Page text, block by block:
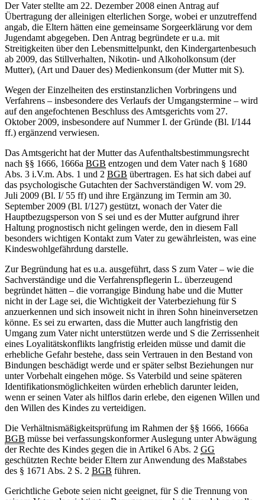
Der Vater stellte am 22. Dezember 2008 einen Antrag auf
Übertragung der alleinigen elterlichen Sorge, wobei er unzutreffend
angab, die Eltern hätten eine gemeinsame Sorgeerklärung vor dem
Jugendamt abgegeben. Den Antrag begründete er u.a. mit
Streitigkeiten über den Lebensmittelpunkt, den Kindergartenbesuch
ab 2009, das Stillverhalten, Nikotin- und Alkoholkonsum (der
Mutter), (Art und Dauer des) Medienkonsum (der Mutter mit S).
Wegen der Einzelheiten des erstinstanzlichen Vorbringens und
Verfahrens – insbesondere des Verlaufs der Umgangstermine – wird
auf den angefochtenen Beschluss des Amtsgerichts vom 27.
Oktober 2009, insbesondere auf Nummer I. der Gründe (Bl. I/144
ff.) ergänzend verwiesen.
Das Amtsgericht hat der Mutter das Aufenthaltsbestimmungsrecht
nach §§ 1666, 1666a BGB entzogen und dem Vater nach § 1680
Abs. 3 i.V.m. Abs. 1 und 2 BGB übertragen. Es hat sich dabei auf
das psychologische Gutachten der Sachverständigen W. vom 29.
Juli 2009 (Bl. I/ 55 ff) und ihre Ergänzung im Termin am 30.
September 2009 (Bl. I/127) gestützt, wonach der Vater die
Hauptbezugsperson von S sei und es der Mutter aufgrund ihrer
Haltung prognostisch nicht gelingen werde, den in diesem Fall
besonders wichtigen Kontakt zum Vater zu gewährleisten, was eine
Kindeswohlgefährdung darstelle.
Zur Begründung hat es u.a. ausgeführt, dass S zum Vater – wie die
Sachverständige und die Verfahrenspflegerin L. überzeugend
begründet hätten – die vorrangige Bindung habe und die Mutter
nicht in der Lage sei, die Wichtigkeit der Vaterbeziehung für S
anzuerkennen und sich insoweit nicht in ihren Sohn hineinversetzen
könne. Es sei zu erwarten, dass die Mutter auch langfristig den
Umgang zum Vater nicht unterstützen werde und S die Zerrissenheit
eines Loyalitätskonflikts langfristig erleiden müsse und damit die
erhebliche Gefahr bestehe, dass sein Vertrauen in den Bestand von
Bindungen beschädigt werde und er später selbst Beziehungen nur
unter Vorbehalt eingehen möge. Ss Vaterbild und seine späteren
Identifikationsmöglichkeiten würden erheblich darunter leiden,
wenn er seinen Vater als hilflos darin erlebe, den eigenen Willen und
den Willen des Kindes zu verteidigen.
Die Verhältnismäßigkeitsprüfung im Rahmen der §§ 1666, 1666a
BGB müsse bei verfassungskonformer Auslegung unter Abwägung
der Rechte des Kindes gegen die in Artikel 6 Abs. 2 GG
geschützten Rechte beider Eltern zur Anwendung des Maßstabes
des § 1671 Abs. 2 S. 2 BGB führen.
Gerichtliche Gebote seien nicht geeignet, für S die Trennung von